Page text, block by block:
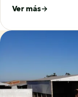
Ver más